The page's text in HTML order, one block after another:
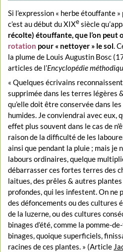
Si l’expression « herbe étouffante
c’est au début du XIXesiècle
récolte) étouffante, que l’on peut
rotation pour « nettoyer » le sol.
la plume de Louis Augustin Bosc
articles de l’Encyclopédie
« Quelques écrivains
supprimée dans les terres légères
qu’elle doit être conservée dans
humides. Je conviendrai avec eux,
effet plus souvent dans le cas de
raison de la difficulté de les
ainsi que pendant la pluie ; mais je
labours ordinaires, quelque
débarrasser ces fortes terres des
laitues, des prêles & autres
profondes, qui les infestent. On ne
des défoncements ou des cultures
de la luzerne, ou des cultures
binages d’été, comme la pomme-
binages, quoique superficiels,
racines de ces plantes. » (Article